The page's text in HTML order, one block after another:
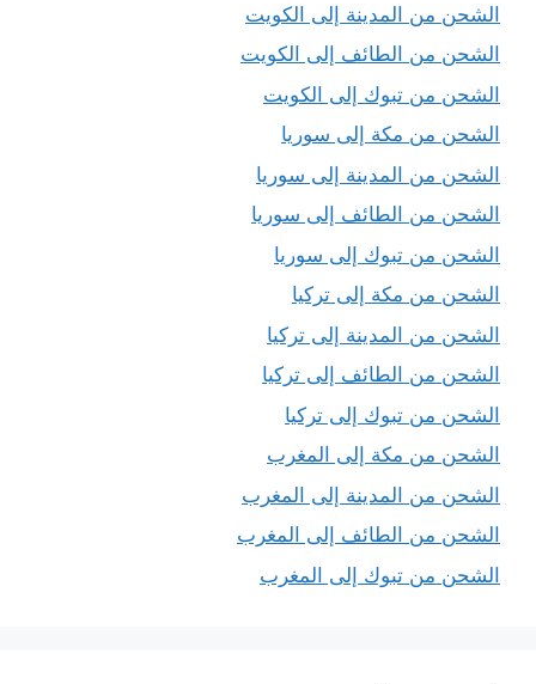
الشحن من المدينة إلى الكويت
الشحن من الطائف إلى الكويت
الشحن من تبوك إلى الكويت
الشحن من مكة إلى سوريا
الشحن من المدينة إلى سوريا
الشحن من الطائف إلى سوريا
الشحن من تبوك إلى سوريا
الشحن من مكة إلى تركيا
الشحن من المدينة إلى تركيا
الشحن من الطائف إلى تركيا
الشحن من تبوك إلى تركيا
الشحن من مكة إلى المغرب
الشحن من المدينة إلى المغرب
الشحن من الطائف إلى المغرب
الشحن من تبوك إلى المغرب